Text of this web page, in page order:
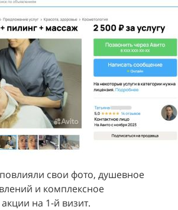
свои фото, душевное
и комплексное
на 1-й визит.